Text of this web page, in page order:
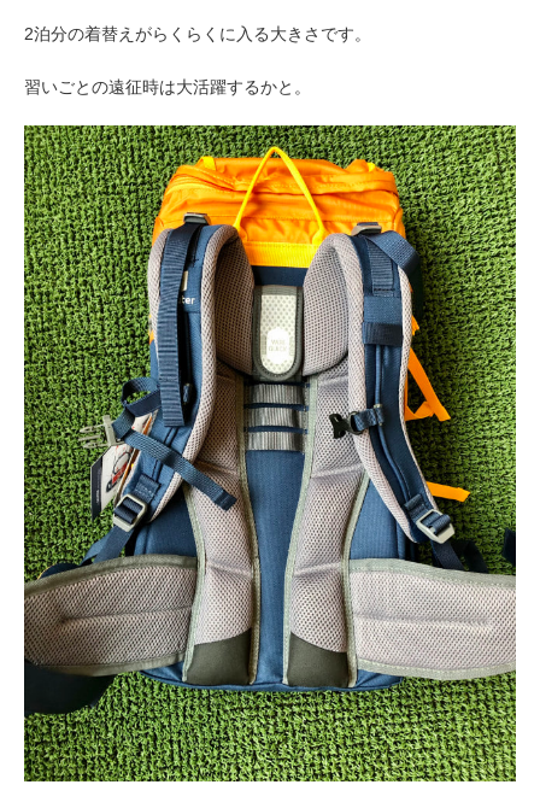
2泊分の着替えがらくらくに入る大きさです。
習いごとの遠征時は大活躍するかと。